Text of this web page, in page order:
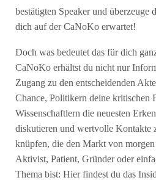
bestätigten Speaker und überzeuge
dich auf der CaNoKo erwartet!
Doch was bedeutet das für dich
CaNoKo erhältst du nicht nur
Zugang zu den entscheidenden
Chance, Politikern deine kritischen
Wissenschaftlern die neuesten
diskutieren und wertvolle Kontakte
knüpfen, die den Markt von
Aktivist, Patient, Gründer oder
Thema bist: Hier findest du das